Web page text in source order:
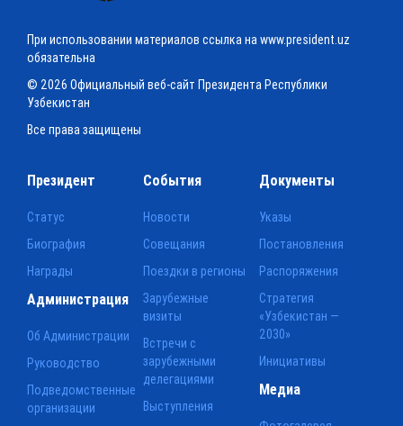
При использовании материалов ссылка на www.president.uz
обязательна
© 2026 Официальный веб-сайт Президента Республики
Узбекистан
Все права защищены
Президент
Статус
Биография
Награды
События
Новости
Совещания
Поездки в регионы
Зарубежные
визиты
Встречи с
зарубежными
делегациями
Выступления
Документы
Указы
Постановления
Распоряжения
Стратегия
«Узбекистан —
2030»
Инициативы
Администрация
Об Администрации
Руководство
Подведомственные
организации
Медиа